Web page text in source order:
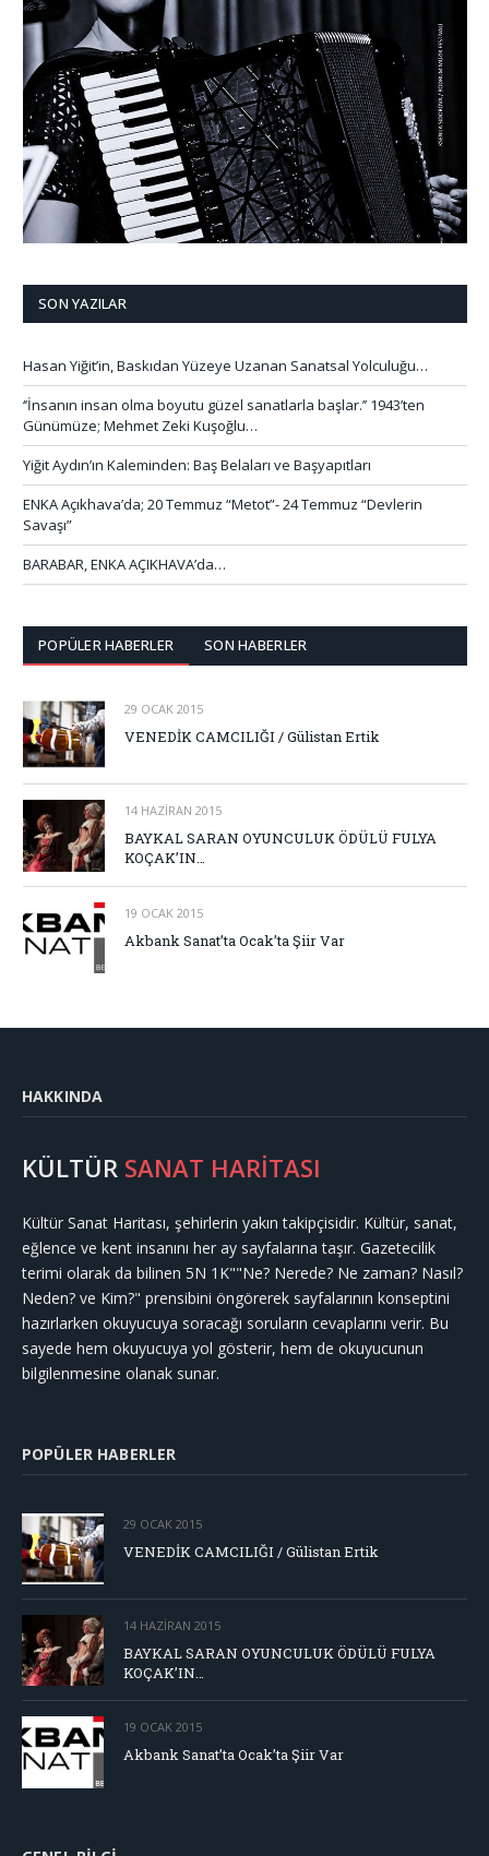
SON YAZILAR
Hasan Yiğit’in, Baskıdan Yüzeye Uzanan Sanatsal Yolculuğu…
‘’İnsanın insan olma boyutu güzel sanatlarla başlar.’’ 1943’ten
Günümüze; Mehmet Zeki Kuşoğlu…
Yiğit Aydın’ın Kaleminden: Baş Belaları ve Başyapıtları
ENKA Açıkhava’da; 20 Temmuz “Metot”- 24 Temmuz “Devlerin
Savaşı”
BARABAR, ENKA AÇIKHAVA’da…
POPÜLER HABERLER SON HABERLER
29 OCAK 2015
VENEDİK CAMCILIĞI / Gülistan Ertik
14 HAZIRAN 2015
BAYKAL SARAN OYUNCULUK ÖDÜLÜ FULYA
KOÇAK’IN…
19 OCAK 2015
Akbank Sanat’ta Ocak’ta Şiir Var
HAKKINDA
KÜLTÜR SANAT HARİTASI
Kültür Sanat Haritası, şehirlerin yakın takipçisidir. Kültür, sanat,
eğlence ve kent insanını her ay sayfalarına taşır. Gazetecilik
terimi olarak da bilinen 5N 1K""Ne? Nerede? Ne zaman? Nasıl?
Neden? ve Kim?" prensibini öngörerek sayfalarının konseptini
hazırlarken okuyucuya soracağı soruların cevaplarını verir. Bu
sayede hem okuyucuya yol gösterir, hem de okuyucunun
bilgilenmesine olanak sunar.
POPÜLER HABERLER
29 OCAK 2015
VENEDİK CAMCILIĞI / Gülistan Ertik
14 HAZIRAN 2015
BAYKAL SARAN OYUNCULUK ÖDÜLÜ FULYA
KOÇAK’IN…
19 OCAK 2015
Akbank Sanat’ta Ocak’ta Şiir Var